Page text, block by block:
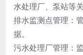
水处理厂、泵站等关
排水监测点管理：
据。
污水处理厂管理：